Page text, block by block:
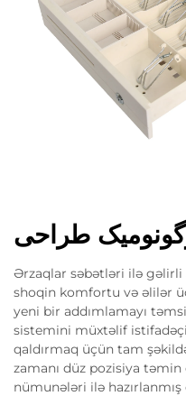
طراحی
Ərzaqlar səbətləri ilə gəlirli
shoqin komfortu və əlilər
yeni bir addımlamayı
sistemini müxtəlif
qaldırmaq üçün tam
zamanı düz pozisiya təmin
nümunələri ilə